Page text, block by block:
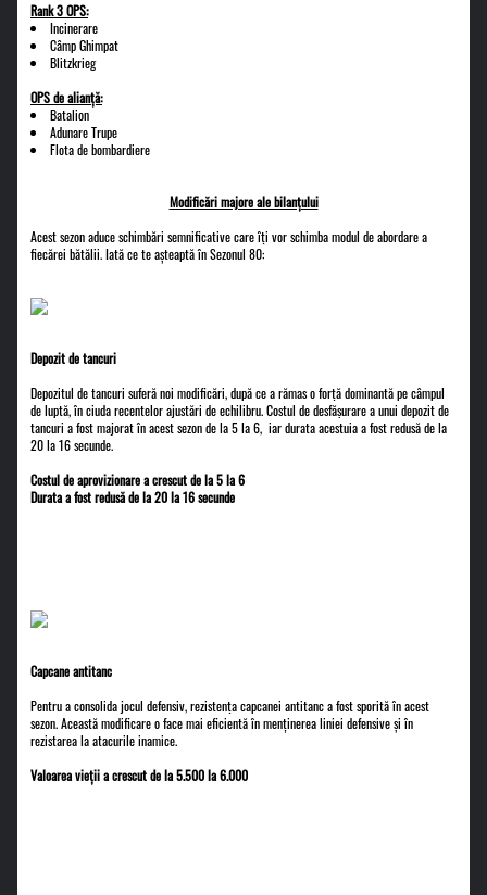
Rank 3 OPS:
Incinerare
Câmp Ghimpat
Blitzkrieg
OPS de alianță:
Batalion
Adunare Trupe
Flota de bombardiere
Modificări majore ale bilanțului
Acest sezon aduce schimbări semnificative care îți vor schimba modul de abordare a
fiecărei bătălii. Iată ce te așteaptă în Sezonul 80:
Depozit de tancuri
Depozitul de tancuri suferă noi modificări, după ce a rămas o forță dominantă pe câmpul
de luptă, în ciuda recentelor ajustări de echilibru. Costul de desfășurare a unui depozit de
tancuri a fost majorat în acest sezon de la 5 la 6, iar durata acestuia a fost redusă de la
20 la 16 secunde.
Costul de aprovizionare a crescut de la 5 la 6
Durata a fost redusă de la 20 la 16 secunde
Capcane antitanc
Pentru a consolida jocul defensiv, rezistența capcanei antitanc a fost sporită în acest
sezon. Această modificare o face mai eficientă în menținerea liniei defensive și în
rezistarea la atacurile inamice.
Valoarea vieții a crescut de la 5.500 la 6.000